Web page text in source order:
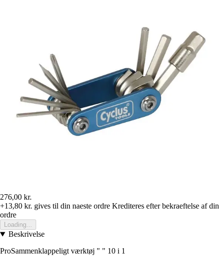
276,00 kr.
+13,80 kr. gives til din naeste ordre Krediteres efter bekraeftelse af din
ordre
Loading...
Beskrivelse
ProSammenklappeligt værktøj " " 10 i 1